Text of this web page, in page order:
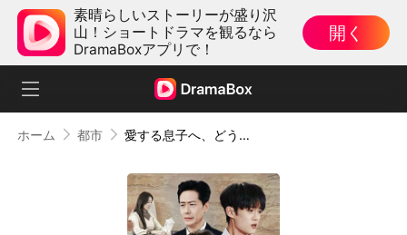
素晴らしいストーリーが盛り沢
山！ショートドラマを観るなら
DramaBoxアプリで！
開く
ホーム 都市 愛する息子へ、どうか自分を責めないで